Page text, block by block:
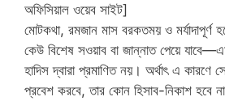
অফিসিয়াল ওয়েব সাইট]
মোটকথা, রমজান মাস বরকতময় ও মর্যাদাপূর্ণ
কেউ বিশেষ সওয়াব বা জান্নাত পেয়ে
হাদিস দ্বারা প্রমাণিত নয়। অর্থাৎ এ কারণে
প্রবেশ করবে, তার কোন হিসাব-নিকাশ হবে